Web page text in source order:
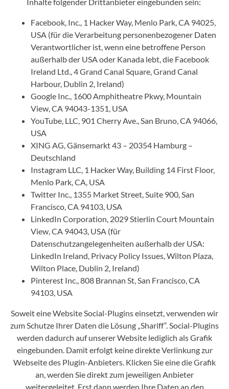
Facebook, Inc., 1 Hacker Way, Menlo Park, CA 94025,
USA (für die Verarbeitung personenbezogener Daten
Verantwortlicher ist, wenn eine betroffene Person
außerhalb der USA oder Kanada lebt, die Facebook
Ireland Ltd., 4 Grand Canal Square, Grand Canal
Harbour, Dublin 2, Ireland)
Google Inc., 1600 Amphitheatre Pkwy, Mountain
View, CA 94043-1351, USA
YouTube, LLC, 901 Cherry Ave., San Bruno, CA 94066,
USA
XING AG, Gänsemarkt 43 – 20354 Hamburg –
Deutschland
Instagram LLC, 1 Hacker Way, Building 14 First Floor,
Menlo Park, CA, USA
Twitter Inc., 1355 Market Street, Suite 900, San
Francisco, CA 94103, USA
LinkedIn Corporation, 2029 Stierlin Court Mountain
View, CA 94043, USA (für
Datenschutzangelegenheiten außerhalb der USA:
LinkedIn Ireland, Privacy Policy Issues, Wilton Plaza,
Wilton Place, Dublin 2, Ireland)
Pinterest Inc., 808 Brannan St, San Francisco, CA
94103, USA
Soweit eine Website Social-Plugins einsetzt, verwenden wir
zum Schutze Ihrer Daten die Lösung „Shariff“. Social-Plugins
werden dadurch auf unserer Website lediglich als Grafik
eingebunden. Damit erfolgt keine direkte Verlinkung zur
Webseite des Plugin-Anbieters. Klicken Sie eine die Grafik
an, werden Sie direkt zum jeweiligen Anbieter
weitergeleitet. Erst dann werden Ihre Daten an den